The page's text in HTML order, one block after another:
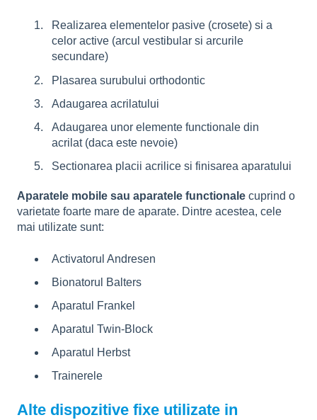
Realizarea elementelor pasive (crosete) si a
celor active (arcul vestibular si arcurile
secundare)
Plasarea surubului orthodontic
Adaugarea acrilatului
Adaugarea unor elemente functionale din
acrilat (daca este nevoie)
Sectionarea placii acrilice si finisarea aparatului
Aparatele mobile sau aparatele functionale cuprind o
varietate foarte mare de aparate. Dintre acestea, cele
mai utilizate sunt:
Activatorul Andresen
Bionatorul Balters
Aparatul Frankel
Aparatul Twin-Block
Aparatul Herbst
Trainerele
Alte dispozitive fixe utilizate in